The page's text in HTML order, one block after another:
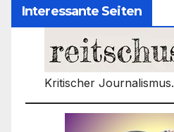
Interessante Seiten
Kritischer Journalismus.